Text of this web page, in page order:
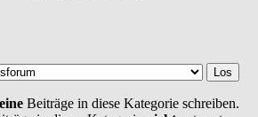
Beiträge in diese Kategorie schreiben.